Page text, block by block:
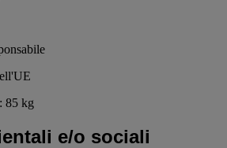
85 kg
e/o sociali